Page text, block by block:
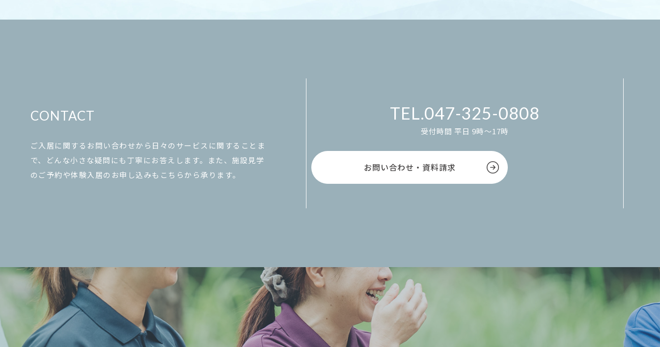
CONTACT
ご入居に関するお問い合わせから日々のサービスに関することま
で、どんな小さな疑問にも丁寧にお答えします。また、施設見学
のご予約や体験入居のお申し込みもこちらから承ります。
047-325-0808
受付時間 平日 9時～17時
お問い合わせ・資料請求